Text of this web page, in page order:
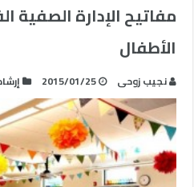
مفاتيح الإدارة الصفية
الأطفال
نجيب زوحى 2015/01/25